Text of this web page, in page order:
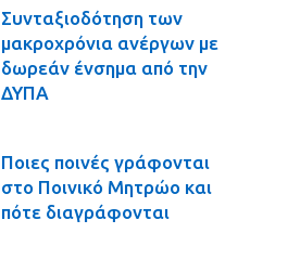
Συνταξιοδότηση των
μακροχρόνια ανέργων με
δωρεάν ένσημα από την
ΔΥΠΑ
Ποιες ποινές γράφονται
στο Ποινικό Μητρώο και
πότε διαγράφονται